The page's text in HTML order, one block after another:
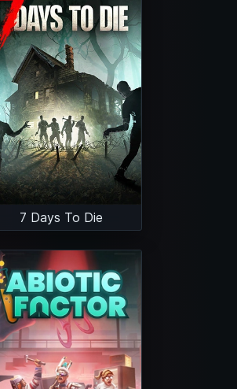
7 Days To Die